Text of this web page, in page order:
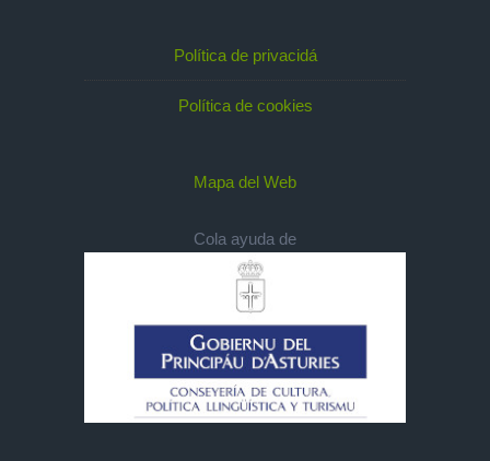
Política de privacidá
Política de cookies
Mapa del Web
Cola ayuda de